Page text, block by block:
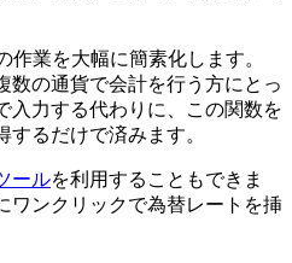
業を大幅に簡素化します。
数の通貨で会計を行う方にとっ
入力する代わりに、この関数を
るだけで済みます。
ールを利用することもできま
ワンクリックで為替レートを挿